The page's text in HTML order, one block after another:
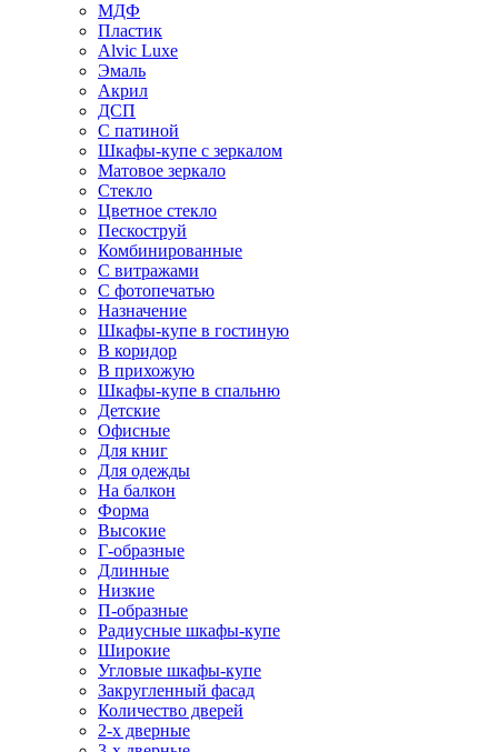
МДФ
Пластик
Alvic Luxe
Эмаль
Акрил
ДСП
С патиной
Шкафы-купе с зеркалом
Матовое зеркало
Стекло
Цветное стекло
Пескоструй
Комбинированные
С витражами
С фотопечатью
Назначение
Шкафы-купе в гостиную
В коридор
В прихожую
Шкафы-купе в спальню
Детские
Офисные
Для книг
Для одежды
На балкон
Форма
Высокие
Г-образные
Длинные
Низкие
П-образные
Радиусные шкафы-купе
Широкие
Угловые шкафы-купе
Закругленный фасад
Количество дверей
2-х дверные